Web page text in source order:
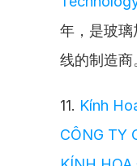
年，是玻
线的制造商
11. Kính
CÔNG TY